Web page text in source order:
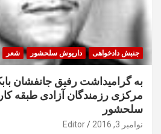
جنبش دادخواهی داریوش سلحشور شعر
به گرامیداشت رفیق جانفشان
مرکزی رزمندگان آزادی طبقه
سلحشور
نوامبر 3, 2016 Editor